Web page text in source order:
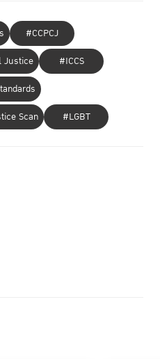
จะฆ่าตัวตายในเรือนจำมากกว่า
จะช่วยลดต้นทุนทางสังคมและ
กระทำผิดซ้ำ และควรส่งเสริมให้
งที่อยู่ในกระบวนการยุติธรรม” นาง
ารพิจารณาคดี ควรเป็นทางออก
สเตรเลีย ฝั่งตะวันตก ผู้ต้องขังหญิง
องจากมีฐานะยากจน และเป็นชนก
รปรับปรุงกฎหมายและแนวทางการ
ถูกล่วงละเมิด การไม่แบ่งแยกผู้ต้อง
กำหนดนโยบายและผู้มีส่วนได้ส่วน
เช่น การประเมินตนเองและการฝึก
เพื่อการปฏิบัติต่อผู้ต้องขังหญิงที่ตอบ
ได้ตอบคำถามที่เกี่ยวข้องกับความ
รการการลงโทษที่มิใช่การคุมขังที่
#CCPCJ
Justice
#ICCS
Scan #LGBT